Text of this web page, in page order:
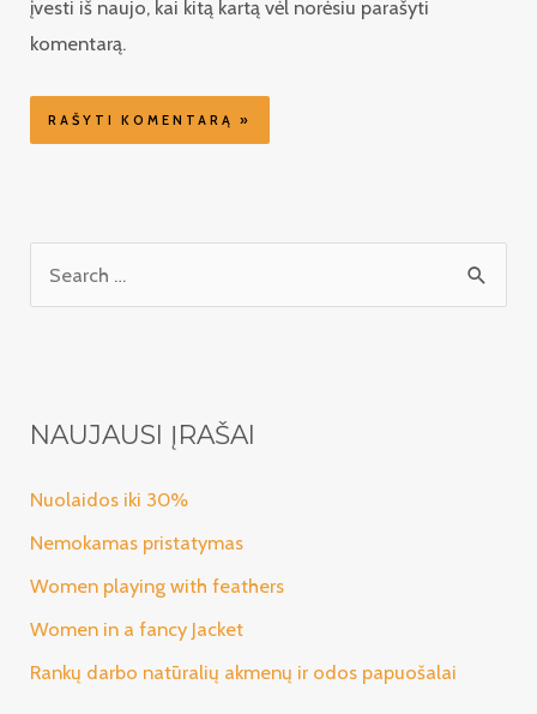
i
NAUJAUSI ĮRAŠAI
Nuolaidos iki 30%
Nemokamas pristatymas
Women playing with feathers
Women in a fancy Jacket
Rankų darbo natūralių akmenų ir odos papuošalai
įvesti iš naujo, kai kitą kartą vėl norėsiu parašyti
komentarą.